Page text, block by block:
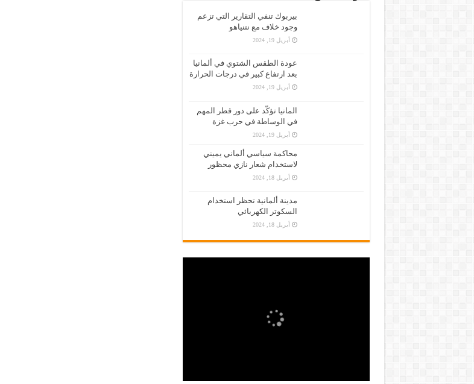
بيربوك تنفي التقارير التي تزعم
وجود خلاف مع نتنياهو
أبريل 19, 2024
عودة الطقس الشتوي في ألمانيا
بعد ارتفاع كبير في درجات الحرارة
أبريل 19, 2024
المانيا تؤكّد على دور قطر المهم
في الوساطة في حرب غزة
أبريل 19, 2024
محاكمة سياسي ألماني يميني
لاستخدام شعار نازي محظور
أبريل 18, 2024
مدينة ألمانية تحظر استخدام
السكوتر الكهربائي
أبريل 18, 2024